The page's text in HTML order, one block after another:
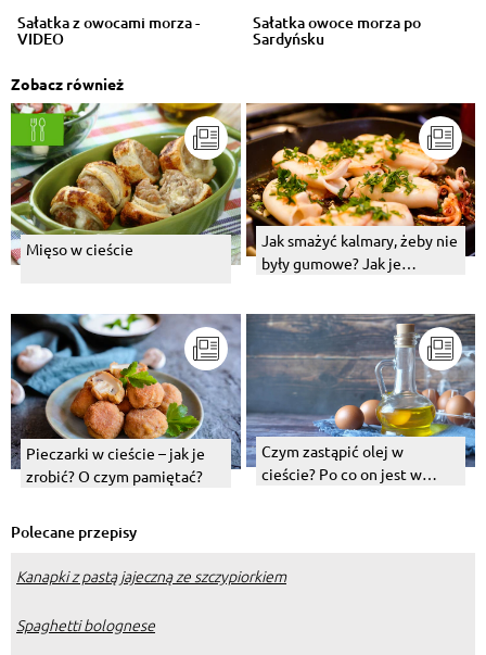
Sałatka z owocami morza -
VIDEO
Sałatka owoce morza po
Sardyńsku
Zobacz również
Mięso w cieście
Jak smażyć kalmary, żeby nie
były gumowe? Jak je
Pieczarki w cieście – jak je
zrobić? O czym pamiętać?
Czym zastąpić olej w
cieście? Po co on jest w
Polecane przepisy
Kanapki z pastą jajeczną ze szczypiorkiem
Spaghetti bolognese